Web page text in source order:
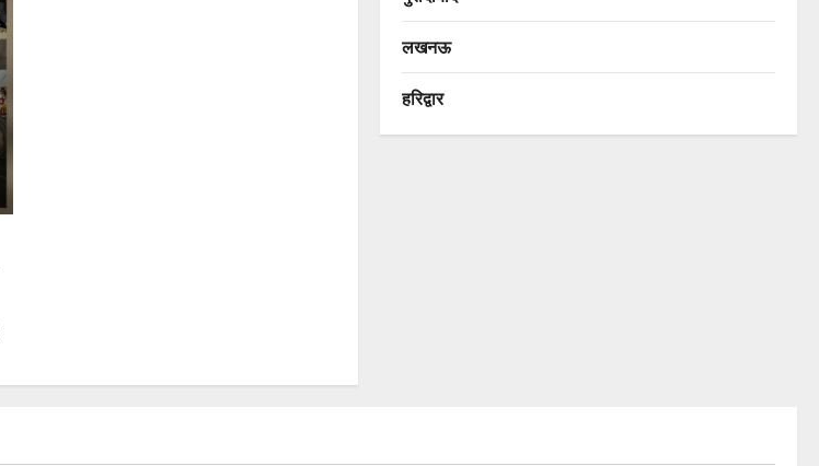
लखनऊ
हरिद्वार